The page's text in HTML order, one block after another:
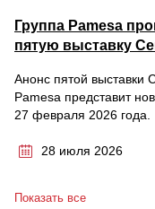
Группа Pamesa
пятую выставку
Анонс пятой выставки
Pamesa представит
27 февраля 2026 года.
28 июля 2026
Показать все